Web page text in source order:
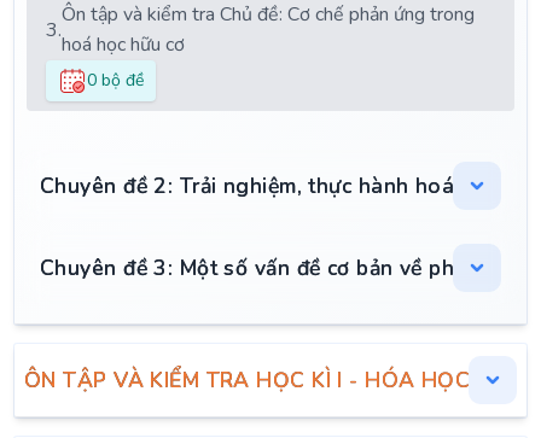
3.
Ôn tập và kiểm tra Chủ đề: Cơ chế phản ứng trong
hoá học hữu cơ
0 bộ đề
Chuyên đề 2: Trải nghiệm, thực hành hoá học vô
Chuyên đề 3: Một số vấn đề cơ bản về phức chất
ÔN TẬP VÀ KIỂM TRA HỌC KÌ I - HÓA HỌC 12